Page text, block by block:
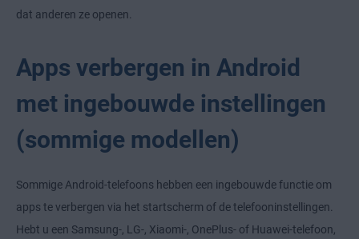
dat anderen ze openen.
Apps verbergen in Android
met ingebouwde instellingen
(sommige modellen)
Sommige Android-telefoons hebben een ingebouwde functie om
apps te verbergen via het startscherm of de telefooninstellingen.
Hebt u een Samsung-, LG-, Xiaomi-, OnePlus- of Huawei-telefoon,